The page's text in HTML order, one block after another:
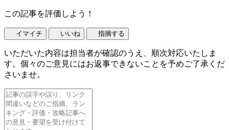
この記事を評価しよう！
イマイチ いいね 指摘する
いただいた内容は担当者が確認のうえ、順次対応いたしま
す。個々のご意見にはお返事できないことを予めご了承くだ
さいませ。